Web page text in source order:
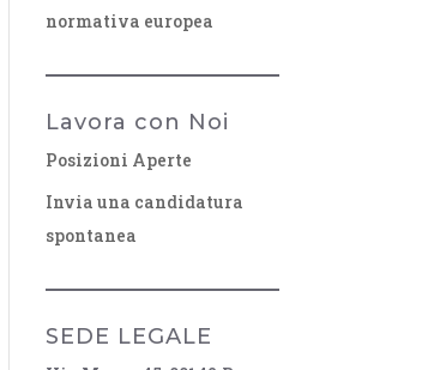
normativa europea
Lavora con Noi
Posizioni Aperte
Invia una candidatura
spontanea
SEDE LEGALE